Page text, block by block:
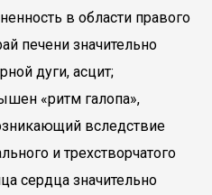
в области правого
печени значительно
дуги, асцит;
«ритм галопа»,
вследствие
и трехстворчатого
сердца значительно